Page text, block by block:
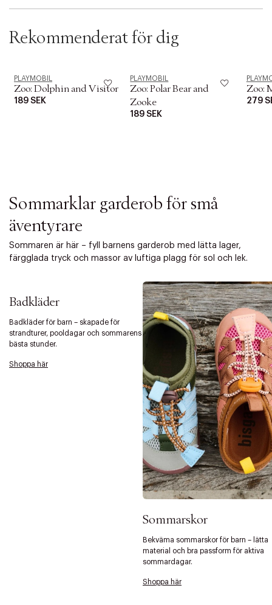
c
n
Rekommenderat för dig
PLAYMOBIL
Zoo: Dolphin and Visitor
189 SEK
PLAYMOBIL
Zoo: Polar Bear and
Zooke
189 SEK
Zoo:
279
Sommarklar garderob för små
äventyrare
Sommaren är här – fyll barnens garderob med lätta lager,
färgglada tryck och massor av luftiga plagg för sol och lek.
Badkläder
Badkläder för barn – skapade för
strandturer, pooldagar och sommarens
bästa stunder.
Shoppa här
Sommarskor
Bekväma sommarskor för barn – lätta
material och bra passform för aktiva
sommardagar.
Shoppa här